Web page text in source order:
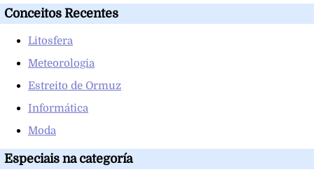
Conceitos Recentes
Litosfera
Meteorologia
Estreito de Ormuz
Informática
Moda
Especiais na categoría